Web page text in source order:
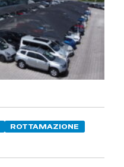
ROTTAMAZIONE